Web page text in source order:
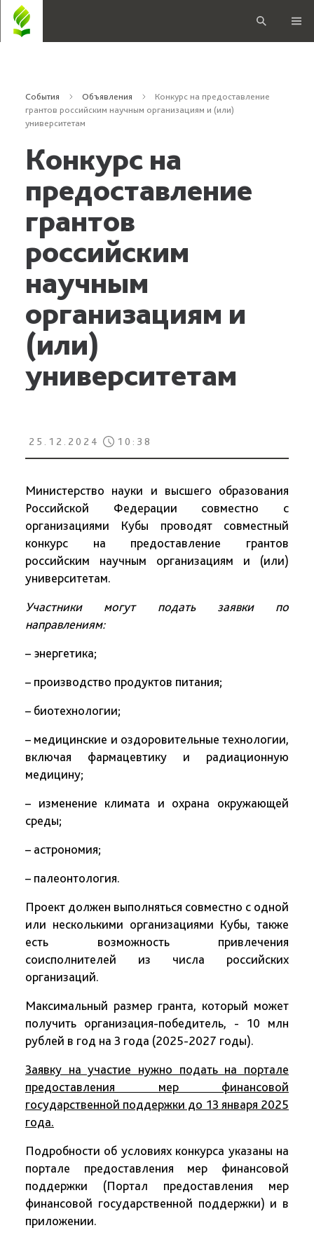
События Объявления
Конкурс на предоставление
грантов российским научным организациям и (или)
университетам
Конкурс на
предоставление
грантов
российским
научным
организациям и
(или)
университетам
25.12.2024 10:38
Министерство науки и высшего образования
Российской Федерации совместно с
организациями Кубы проводят совместный
конкурс на предоставление грантов
российским научным организациям и (или)
университетам.
Участники могут подать заявки по
направлениям:
– энергетика;
– производство продуктов питания;
– биотехнологии;
– медицинские и оздоровительные технологии,
включая фармацевтику и радиационную
медицину;
– изменение климата и охрана окружающей
среды;
– астрономия;
– палеонтология.
Проект должен выполняться совместно с одной
или несколькими организациями Кубы, также
есть возможность привлечения
соисполнителей из числа российских
организаций.
Максимальный размер гранта, который может
получить организация-победитель, - 10 млн
рублей в год на 3 года (2025-2027 годы).
Заявку на участие нужно подать на портале
предоставления мер финансовой
государственной поддержки до 13 января 2025
года.
Подробности об условиях конкурса указаны на
портале предоставления мер финансовой
поддержки (Портал предоставления мер
финансовой государственной поддержки) и в
приложении.